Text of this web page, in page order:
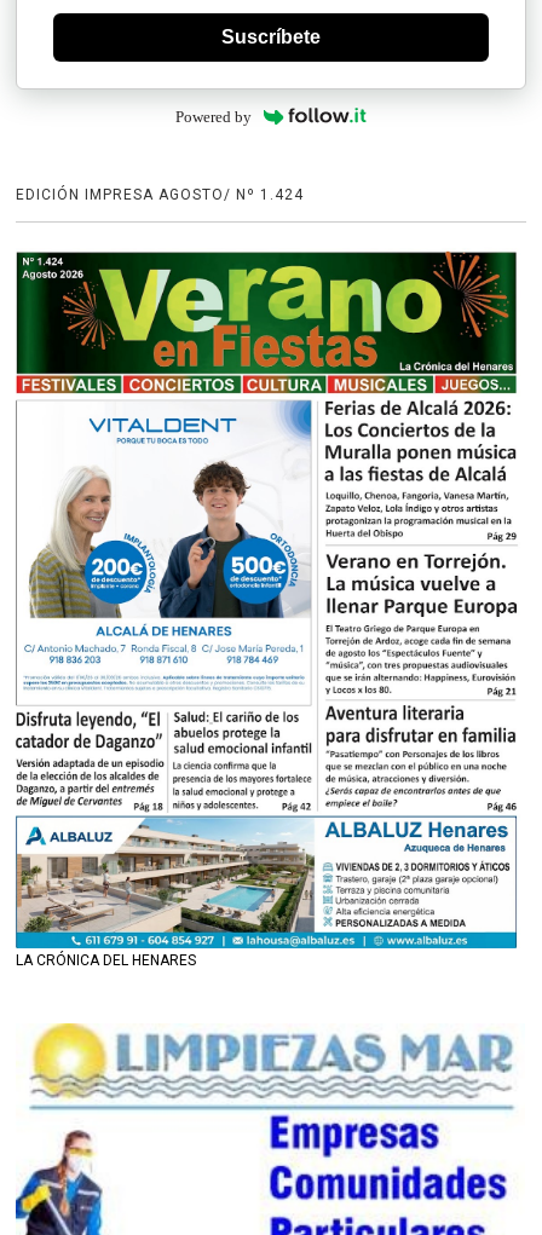
Suscríbete
Powered by
EDICIÓN IMPRESA AGOSTO/ Nº 1.424
LA CRÓNICA DEL HENARES